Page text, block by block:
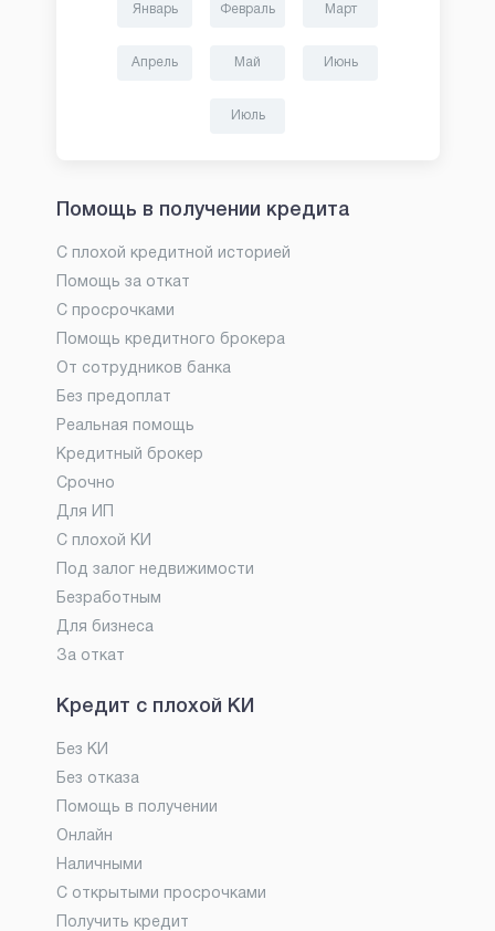
Январь Февраль Март
Апрель Май Июнь
Июль
Помощь в получении кредита
С плохой кредитной историей
Помощь за откат
С просрочками
Помощь кредитного брокера
От сотрудников банка
Без предоплат
Реальная помощь
Кредитный брокер
Срочно
Для ИП
С плохой КИ
Под залог недвижимости
Безработным
Для бизнеса
За откат
Кредит с плохой КИ
Без КИ
Без отказа
Помощь в получении
Онлайн
Наличными
С открытыми просрочками
Получить кредит